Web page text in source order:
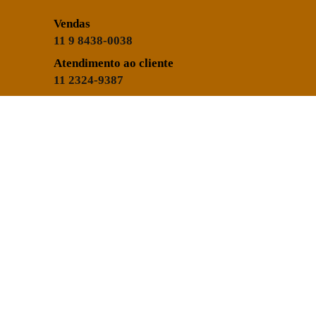
Vendas
11 9 8438-0038
Atendimento ao cliente
11 2324-9387